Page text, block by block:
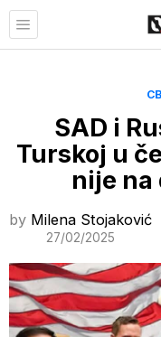
SAD i
Turskoj u
nije na
by Milena Stojaković
27/02/2025